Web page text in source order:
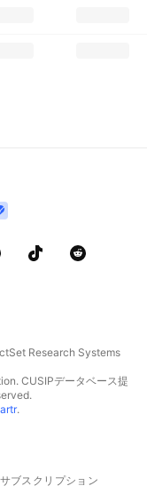
Research Systems
CUSIPデータベース提
.
ブスクリプション